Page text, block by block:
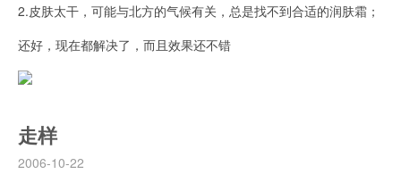
2.皮肤太干，可能与北方的气候有关，总是找不到合适的润肤霜；
还好，现在都解决了，而且效果还不错
走样
2006-10-22